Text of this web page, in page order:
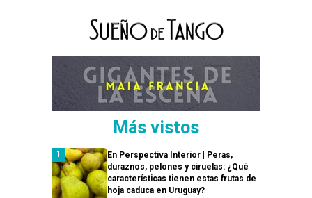
Más vistos
En Perspectiva Interior | Peras,
duraznos, pelones y ciruelas: ¿Qué
características tienen estas frutas de
hoja caduca en Uruguay?